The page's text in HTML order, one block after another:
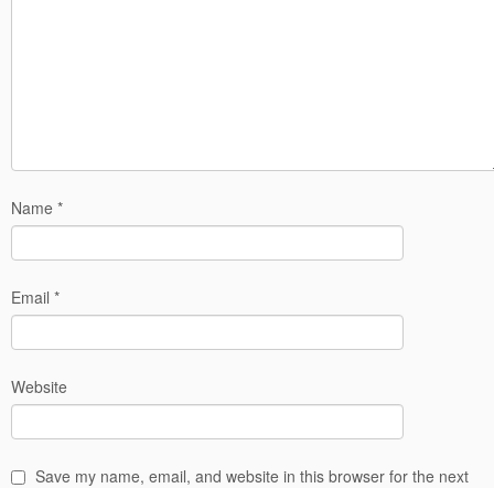
Name *
Email *
Website
Save my name, email, and website in this browser for the next